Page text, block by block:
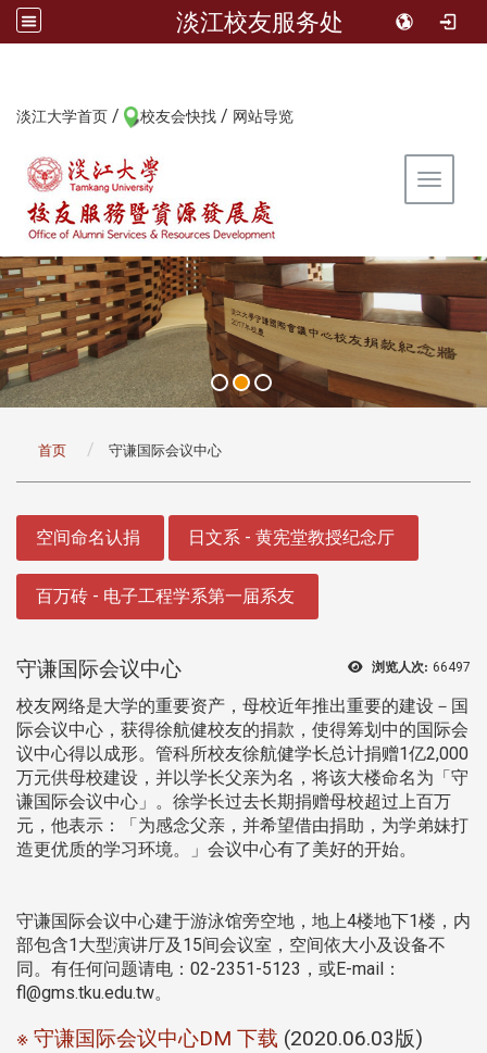
淡江校友服务处
淡江大学首页 / 校友会快找 / 网站导览
Toggle
首页 守谦国际会议中心
空间命名认捐 日文系 - 黄宪堂教授纪念厅
百万砖 - 电子工程学系第一届系友
浏览人次: 66497
守谦国际会议中心
校友网络是大学的重要资产，母校近年推出重要的建设－国
际会议中心，获得徐航健校友的捐款，使得筹划中的国际会
议中心得以成形。管科所校友徐航健学长总计捐赠1亿2,000
万元供母校建设，并以学长父亲为名，将该大楼命名为「守
谦国际会议中心」。徐学长过去长期捐赠母校超过上百万
元，他表示：「为感念父亲，并希望借由捐助，为学弟妹打
造更优质的学习环境。」会议中心有了美好的开始。
守谦国际会议中心建于游泳馆旁空地，地上4楼地下1楼，内
部包含1大型演讲厅及15间会议室，空间依大小及设备不
同。有任何问题请电：02-2351-5123，或E-mail：
fl@gms.tku.edu.tw。
※ 守谦国际会议中心DM 下载 (2020.06.03版)